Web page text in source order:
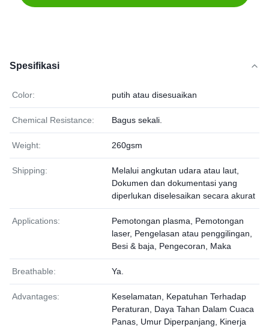
Spesifikasi
Color: putih atau disesuaikan
Chemical Resistance: Bagus sekali.
Weight: 260gsm
Shipping:
Melalui angkutan udara atau laut,
Dokumen dan dokumentasi yang
diperlukan diselesaikan secara akurat
Applications:
Pemotongan plasma, Pemotongan
laser, Pengelasan atau penggilingan,
Besi & baja, Pengecoran, Maka
Breathable: Ya.
Advantages:
Keselamatan, Kepatuhan Terhadap
Peraturan, Daya Tahan Dalam Cuaca
Panas, Umur Diperpanjang, Kinerja